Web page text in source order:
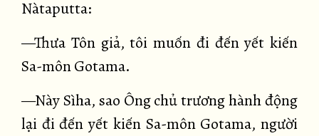
Nàtaputta:
—Thưa Tôn giả, tôi muốn đi đến yết kiến
Sa-môn Gotama.
—Này Sìha, sao Ông chủ trương hành động
lại đi đến yết kiến Sa-môn Gotama, người